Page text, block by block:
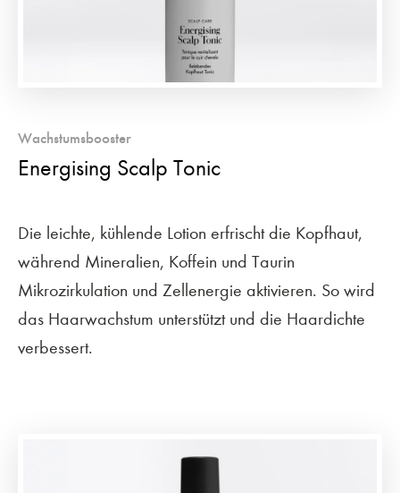
Wachstumsbooster
Energising Scalp Tonic
Die leichte, kühlende Lotion erfrischt die Kopfhaut,
während Mineralien, Koffein und Taurin
Mikrozirkulation und Zellenergie aktivieren. So wird
das Haarwachstum unterstützt und die Haardichte
verbessert.